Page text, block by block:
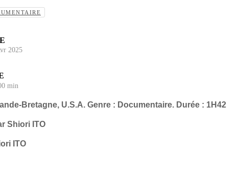
2025
min
Bretagne, U.S.A. Genre : Documentaire. Durée : 1H42
Shiori ITO
ITO